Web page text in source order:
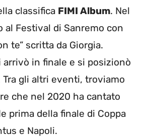
classifica FIMI Album. Nel
al Festival di Sanremo con
te” scritta da Giorgia.
arrivò in finale e si posizionò
gli altri eventi, troviamo
che nel 2020 ha cantato
prima della finale di Coppa
e Napoli.